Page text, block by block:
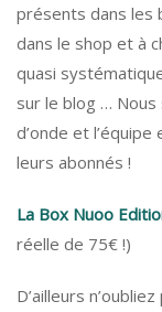
présents dans les
dans le shop et à
quasi
sur le blog …
d’onde et
leurs abonnés !
La Box Nuoo
réelle de 75€ !)
D’ailleurs